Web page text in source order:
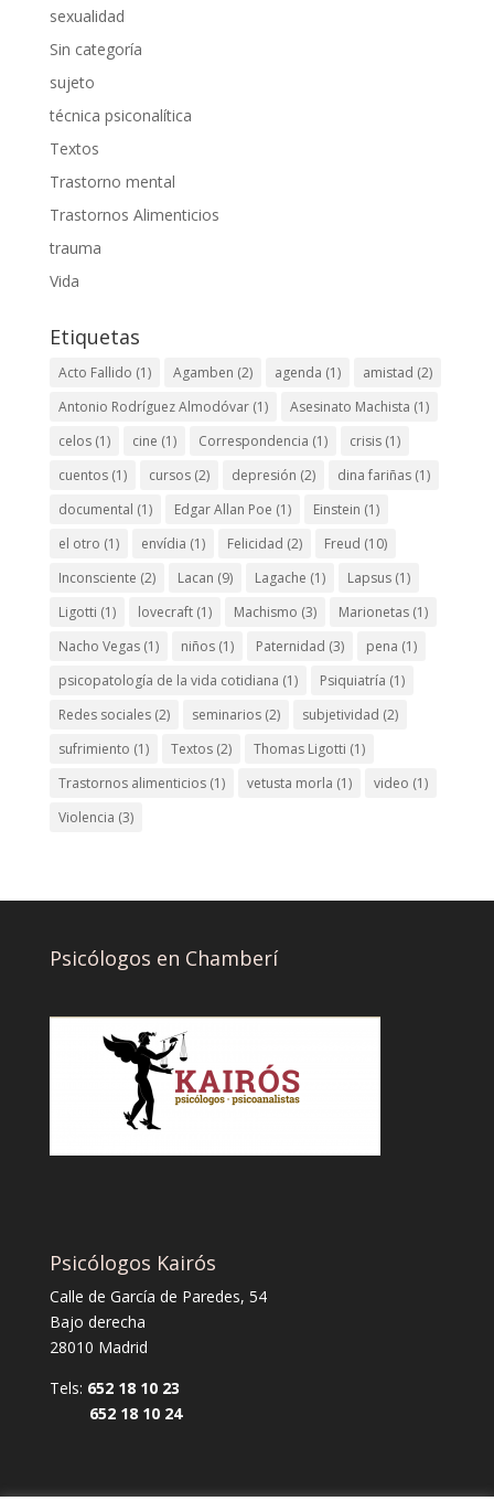
sexualidad
Sin categoría
sujeto
técnica psiconalítica
Textos
Trastorno mental
Trastornos Alimenticios
trauma
Vida
Etiquetas
Acto Fallido (1) Agamben (2) agenda (1) amistad (2)
Antonio Rodríguez Almodóvar(1) Asesinato Machista (1)
celos(1) cine (1) Correspondencia (1) crisis(1)
cuentos(1) cursos(2) depresión (2) dina fariñas(1)
documental (1) Edgar Allan Poe (1) Einstein (1)
el otro (1) envídia (1) Felicidad (2) Freud (10)
Inconsciente (2) Lacan (9) Lagache (1) Lapsus(1)
Ligotti (1) lovecraft(1) Machismo (3) Marionetas(1)
Nacho Vegas(1) niños(1) Paternidad (3) pena (1)
psicopatología de la vida cotidiana (1) Psiquiatría (1)
Redes sociales(2) seminarios(2) subjetividad (2)
sufrimiento (1) Textos(2) Thomas Ligotti (1)
Trastornos alimenticios(1) vetusta morla (1) video (1)
Violencia (3)
Psicólogos en Chamberí
Psicólogos Kairós
Calle de García de Paredes, 54
Bajo derecha
28010 Madrid
Tels: 652 18 10 23
652 18 10 24